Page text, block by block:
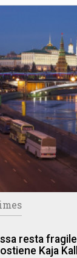
resta
Kaja